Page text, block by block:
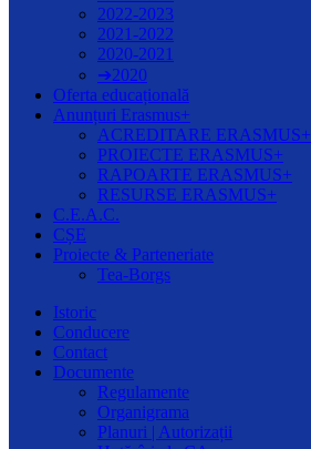
2022-2023
2021-2022
2020-2021
➔2020
Oferta educațională
Anunțuri Erasmus+
ACREDITARE ERASMUS+
PROIECTE ERASMUS+
RAPOARTE ERASMUS+
RESURSE ERASMUS+
C.E.A.C.
CȘE
Proiecte & Parteneriate
Tea-Borgs
Istoric
Conducere
Contact
Documente
Regulamente
Organigrama
Planuri | Autorizații